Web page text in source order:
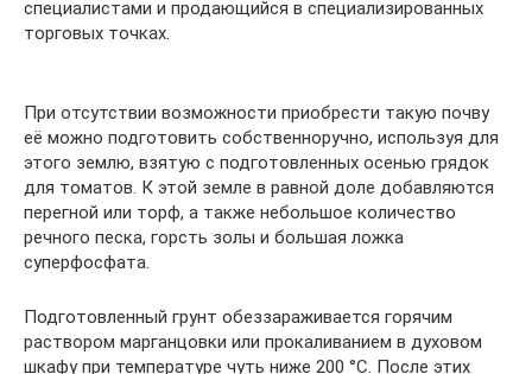
специалистами и продающийся в специализированных
торговых точках.
При отсутствии возможности приобрести такую почву
её можно подготовить собственноручно, используя для
этого землю, взятую с подготовленных осенью грядок
для томатов. К этой земле в равной доле добавляются
перегной или торф, а также небольшое количество
речного песка, горсть золы и большая ложка
суперфосфата.
Подготовленный грунт обеззараживается горячим
раствором марганцовки или прокаливанием в духовом
шкафу при температуре чуть ниже 200 °С. После этих